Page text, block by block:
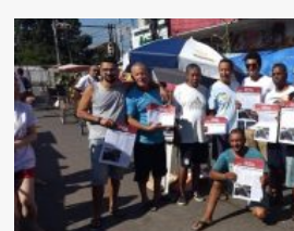
[
Papo
Caxias
]
Rose
Cipriano